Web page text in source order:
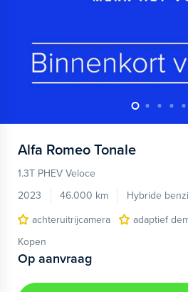
Alfa Romeo Tonale
1.3T PHEV Veloce
2023
46.000 km Hybride
achteruitrijcamera
adaptief
Kopen
Op aanvraag